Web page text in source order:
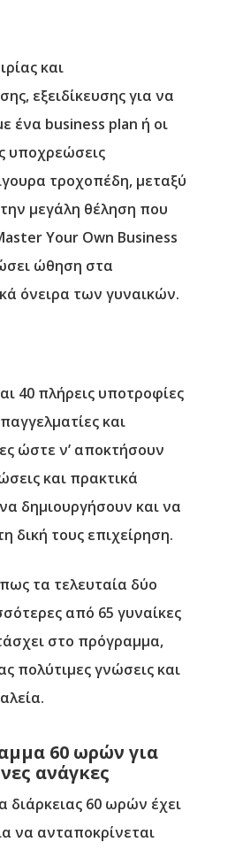
και
εξειδίκευσης για να
ένα business plan ή οι
υποχρεώσεις
τροχοπέδη, μεταξύ
μεγάλη θέληση που
Your Own Business
ώθηση στα
όνειρα των γυναικών.
40 πλήρεις υποτροφίες
και
ώστε ν’ αποκτήσουν
και πρακτικά
δημιουργήσουν και να
δική τους επιχείρηση.
τα τελευταία δύο
από 65 γυναίκες
στο πρόγραμμα,
πολύτιμες γνώσεις και
60 ωρών για
ανάγκες
διάρκειας 60 ωρών έχει
να ανταποκρίνεται